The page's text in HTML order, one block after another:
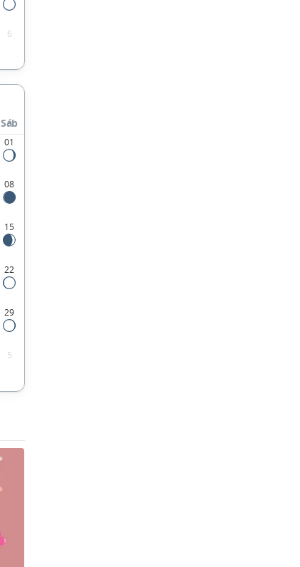
6
Sáb
01
08
15
22
29
5